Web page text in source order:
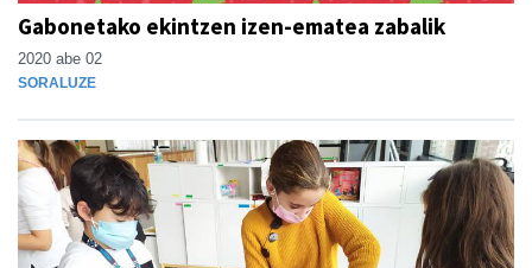
Gabonetako ekintzen izen-ematea zabalik
2020 abe 02
SORALUZE